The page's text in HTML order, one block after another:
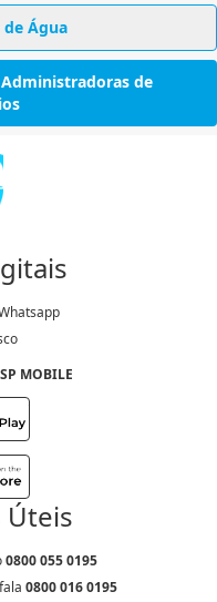
Água
de
MOBILE
Úteis
0800 055 0195
0800 016 0195